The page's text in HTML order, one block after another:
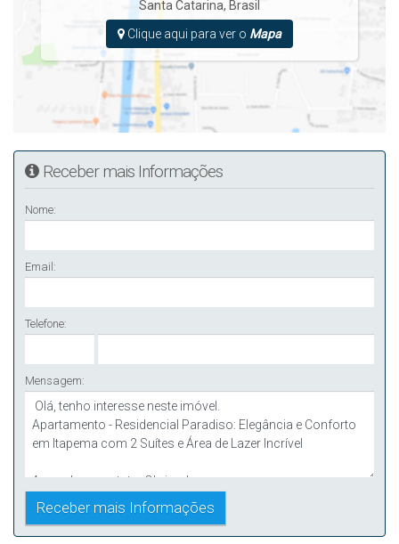
Santa Catarina, Brasil
Clique aqui para ver o Mapa
Receber mais Informações
Nome:
Email:
Telefone:
Mensagem: